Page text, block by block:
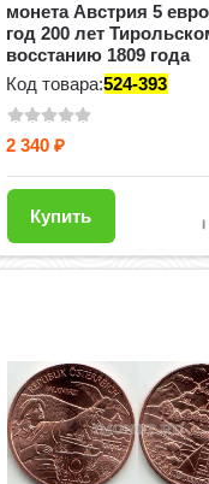
монета Австрия 5
год 200 лет
восстанию 1809 года
Код товара:524-393
2 340₽
Купить